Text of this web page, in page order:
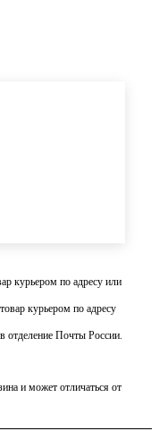
курьером по адресу или
курьером по адресу
отделение Почты России.
и может отличаться от